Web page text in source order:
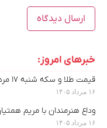
خبرهای امروز:
قیمت طلا و سکه شنبه ۱۷ مرداد/ قیمت‌ها افزایشی
۱۶ مرداد ۱۴۰۵
وداع هنرمندان با مریم
۱۶ مرداد ۱۴۰۵